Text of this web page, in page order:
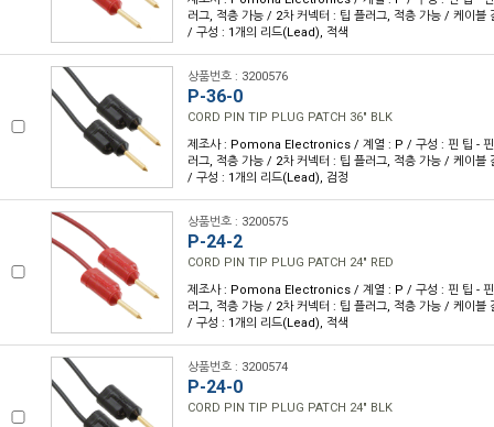
러그, 적층 가능 / 2차 커넥터 : 팁 플러그, 적층 가능 / 케이
/ 구성 : 1개의 리드(Lead), 적색
상품번호 : 3200576
P-36-0
CORD PIN TIP PLUG PATCH 36" BLK
제조사 : Pomona Electronics / 계열 : P / 구성 : 핀 팁 - 핀
러그, 적층 가능 / 2차 커넥터 : 팁 플러그, 적층 가능 / 케이
/ 구성 : 1개의 리드(Lead), 검정
상품번호 : 3200575
P-24-2
CORD PIN TIP PLUG PATCH 24" RED
제조사 : Pomona Electronics / 계열 : P / 구성 : 핀 팁 - 핀
러그, 적층 가능 / 2차 커넥터 : 팁 플러그, 적층 가능 / 케이
/ 구성 : 1개의 리드(Lead), 적색
상품번호 : 3200574
P-24-0
CORD PIN TIP PLUG PATCH 24" BLK